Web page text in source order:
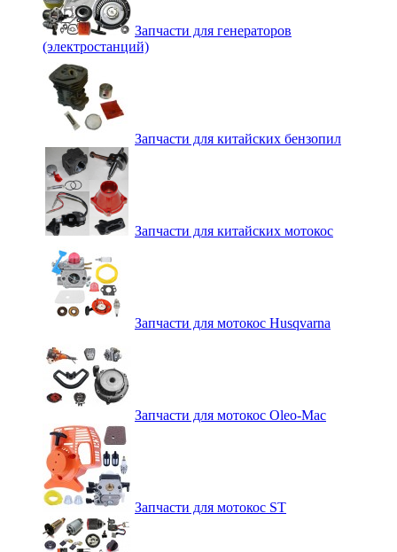
Запчасти для генераторов
(электростанций)
Запчасти для китайских бензопил
Запчасти для китайских мотокос
Запчасти для мотокос Husqvarna
Запчасти для мотокос Oleo-Mac
Запчасти для мотокос ST